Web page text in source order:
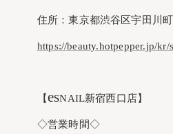
住所：東京都渋谷区宇田川
https://beauty.hotpepper.jp/
【esNAIL新宿西口店】
◇営業時間◇